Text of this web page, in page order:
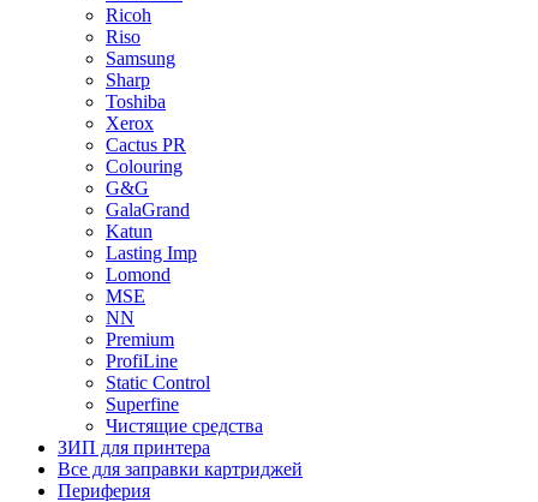
Ricoh
Riso
Samsung
Sharp
Toshiba
Xerox
Cactus PR
Colouring
G&G
GalaGrand
Katun
Lasting Imp
Lomond
MSE
NN
Premium
ProfiLine
Static Control
Superfine
Чистящие средства
ЗИП для принтера
Все для заправки картриджей
Периферия